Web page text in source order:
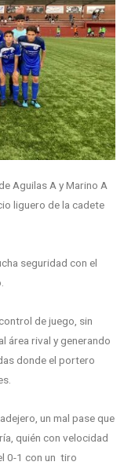
Aguilas A y Marino A
liguero de la cadete
seguridad con el
de juego, sin
área rival y generando
donde el portero
un mal pase que
quién con velocidad
0-1 con un tiro